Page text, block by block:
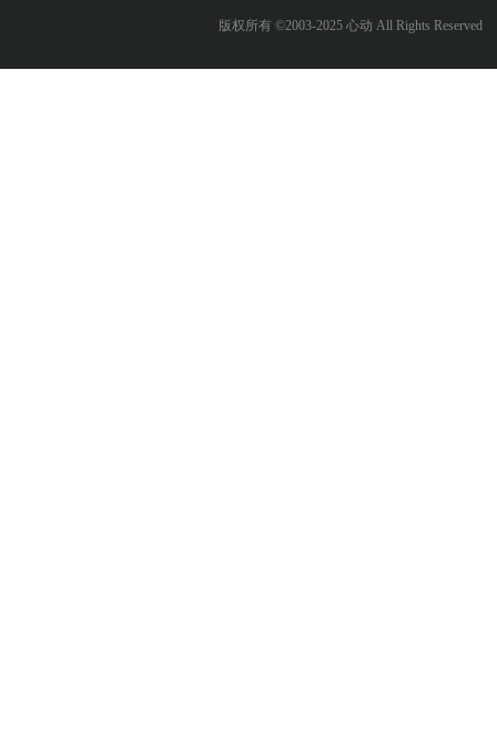
版权所有 ©2003-2025 心动 All Rights Reserved